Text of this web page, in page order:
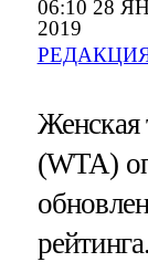
06:10 28
2019
Женская
(WTA)